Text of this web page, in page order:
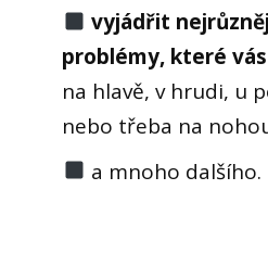
vyjádřit
problémy, které
na hlavě, v hrudi, u
nebo třeba na
a mnoho dalšího.